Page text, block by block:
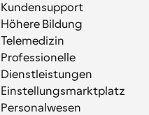
Kundensupport
Höhere Bildung
Telemedizin
Professionelle
Dienstleistungen
Einstellungsmarktplatz
Personalwesen